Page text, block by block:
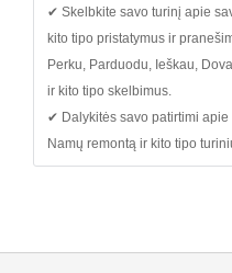
✔ Skelbkite savo turinį apie
kito tipo pristatymus ir
Perku, Parduodu, Ieškau,
ir kito tipo skelbimus.
✔ Dalykitės savo patirtimi apie
Namų remontą ir kito tipo